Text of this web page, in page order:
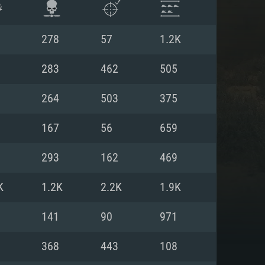
278 57 1.2K
283 462 505
264 503 375
167 56 659
293 162 469
1.2K 2.2K 1.9K
141 90 971
368 443 108